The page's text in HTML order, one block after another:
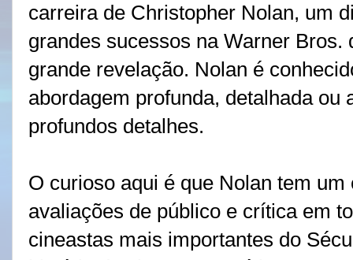
carreira de Christopher Nolan, um
grandes sucessos na Warner
grande revelação. Nolan é
abordagem profunda, detalhada ou
profundos detalhes.
O curioso aqui é que Nolan tem
avaliações de público e crítica em
cineastas mais importantes do